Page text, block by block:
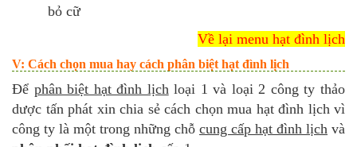
bỏ cữ
Về lại menu hạt đình lịch
V: Cách chọn mua hay cách phân biệt hạt đình lịch
Để phân biệt hạt đình lịch loại 1 và loại 2 công ty thảo
dược tấn phát xin chia sẻ cách chọn mua hạt đình lịch vì
công ty là một trong những chỗ cung cấp hạt đình lịch và